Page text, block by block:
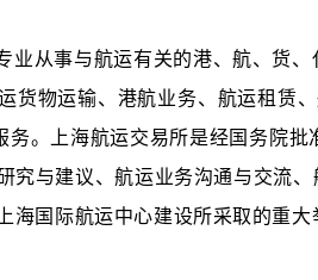
业从事与航运有关的港、航、货
货物运输、港航业务、航运租赁
服务。上海航运交易所是经国务院
究与建议、航运业务沟通与交流
海国际航运中心建设所采取的重